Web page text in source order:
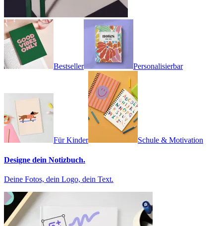
Bestseller Personalisierbar
Für Kinder Schule & Motivation
Designe dein Notizbuch.
Deine Fotos, dein Logo, dein Text.